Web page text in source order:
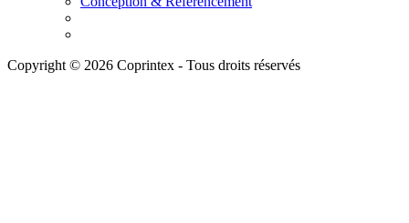
Copyright © 2026 Coprintex - Tous droits réservés